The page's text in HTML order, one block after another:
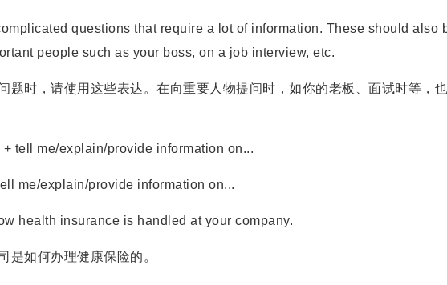
questions that require a lot of information. These should also
people such as your boss, on a job interview, etc.
时，请使用这些表达。在向重要人物提问时，如你的老板、面试时等，
me/explain/provide information on...
me/explain/provide information on...
insurance is handled at your company.
如何办理健康保险的。